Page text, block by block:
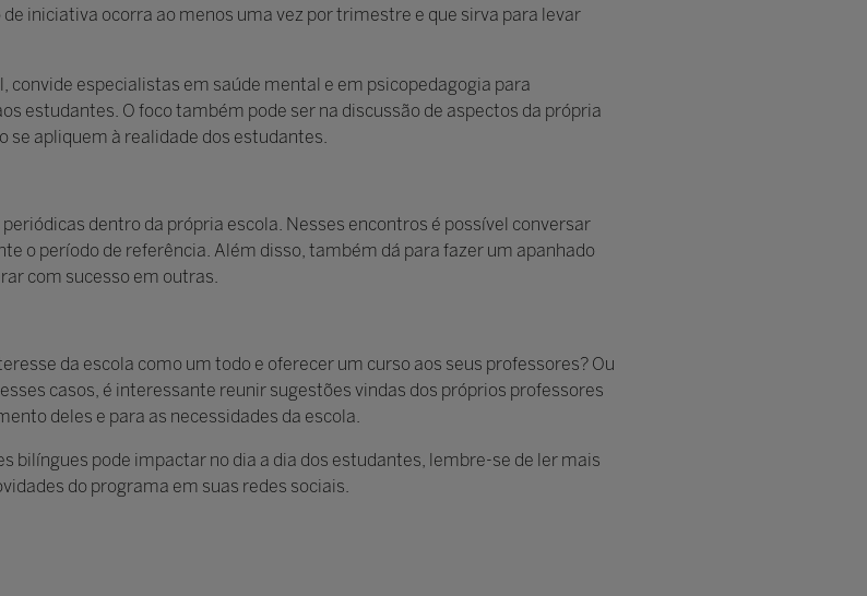
iniciativa ocorra ao menos uma vez por trimestre e que sirva para levar
convide especialistas em saúde mental e em psicopedagogia para
estudantes. O foco também pode ser na discussão de aspectos da própria
se apliquem à realidade dos estudantes.
dentro da própria escola. Nesses encontros é possível conversar
o período de referência. Além disso, também dá para fazer um apanhado
com sucesso em outras.
da escola como um todo e oferecer um curso aos seus professores? Ou
casos, é interessante reunir sugestões vindas dos próprios professores
deles e para as necessidades da escola.
bilíngues pode impactar no dia a dia dos estudantes, lembre-se de ler mais
do programa em suas redes sociais.